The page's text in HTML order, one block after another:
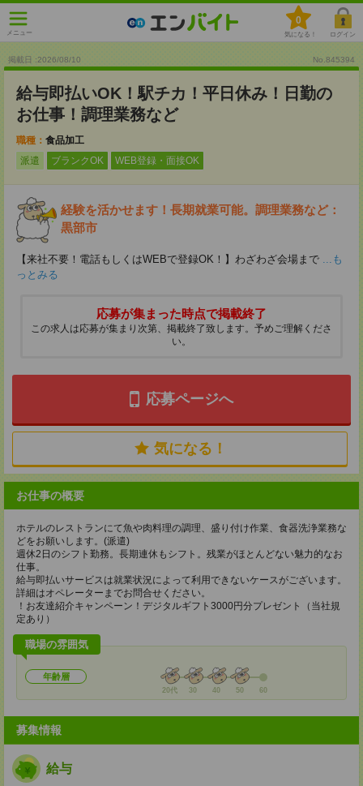
メニュー
0
気になる！ ログイン
掲載日 :2026/08/10 No.845394
給与即払いOK！駅チカ！平日休み！日勤の
お仕事！調理業務など
職種： 食品加工
派遣
ブランクOK WEB登録・面接OK
経験を活かせます！長期就業可能。調理業務など：
黒部市
【来社不要！電話もしくはWEBで登録OK！】わざわざ会場まで ...も
っとみる
応募が集まった時点で掲載終了
この求人は応募が集まり次第、掲載終了致します。予めご理解くださ
い。
応募ページへ
気になる！
お仕事の概要
ホテルのレストランにて魚や肉料理の調理、盛り付け作業、食器洗浄業務な
どをお願いします。(派遣)
週休2日のシフト勤務。長期連休もシフト。残業がほとんどない魅力的なお
仕事。
給与即払いサービスは就業状況によって利用できないケースがございます。
詳細はオペレーターまでお問合せください。
！お友達紹介キャンペーン！デジタルギフト3000円分プレゼント（当社規
定あり）
職場の雰囲気
年齢層
20代 30 40 50 60
募集情報
給与